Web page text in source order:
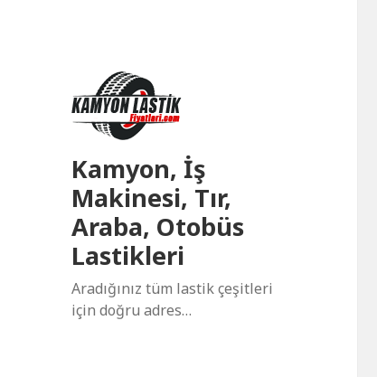
Kamyon, İş
Makinesi, Tır,
Araba, Otobüs
Lastikleri
Aradığınız tüm lastik çeşitleri
için doğru adres…